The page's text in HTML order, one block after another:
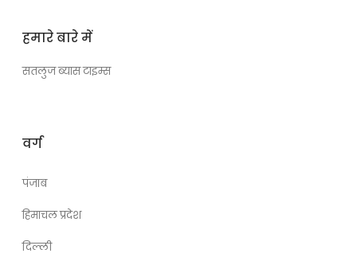
हमारे बारे में
सतलुज ब्यास टाइम्स
वर्ग
पंजाब
हिमाचल प्रदेश
दिल्ली